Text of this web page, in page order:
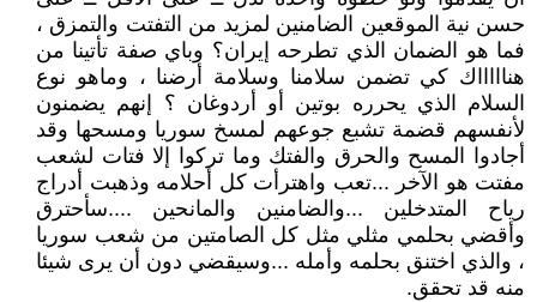
حسن نية الموقعين الضامنين لمزيد من التفتت والتمزق ،
فما هو الضمان الذي تطرحه إيران؟ وباي صفة تأتينا من
هناااااك كي تضمن سلامنا وسلامة أرضنا ، وماهو نوع
السلام الذي يحرره بوتين أو أردوغان ؟ إنهم يضمنون
لأنفسهم قضمة تشبع جوعهم لمسخ سوريا ومسحها وقد
أجادوا المسح والحرق والفتك وما تركوا إلا فتات لشعب
مفتت هو الآخر ...تعب واهترأت كل أحلامه وذهبت أدراج
رياح المتدخلين ...والضامنين والمانحين ....سأحترق
وأقضي بحلمي مثلي مثل كل الصامتين من شعب سوريا
، والذي اختنق بحلمه وأمله ...وسيقضي دون أن يرى شيئا
منه قد تحقق.